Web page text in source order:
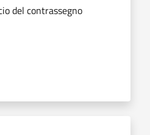
del contrassegno